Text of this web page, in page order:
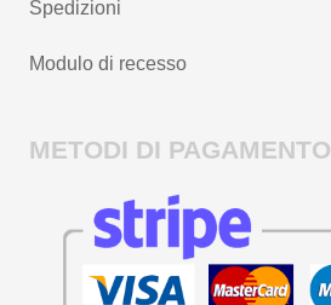
Spedizioni
Modulo di recesso
METODI DI PAGAMENTO